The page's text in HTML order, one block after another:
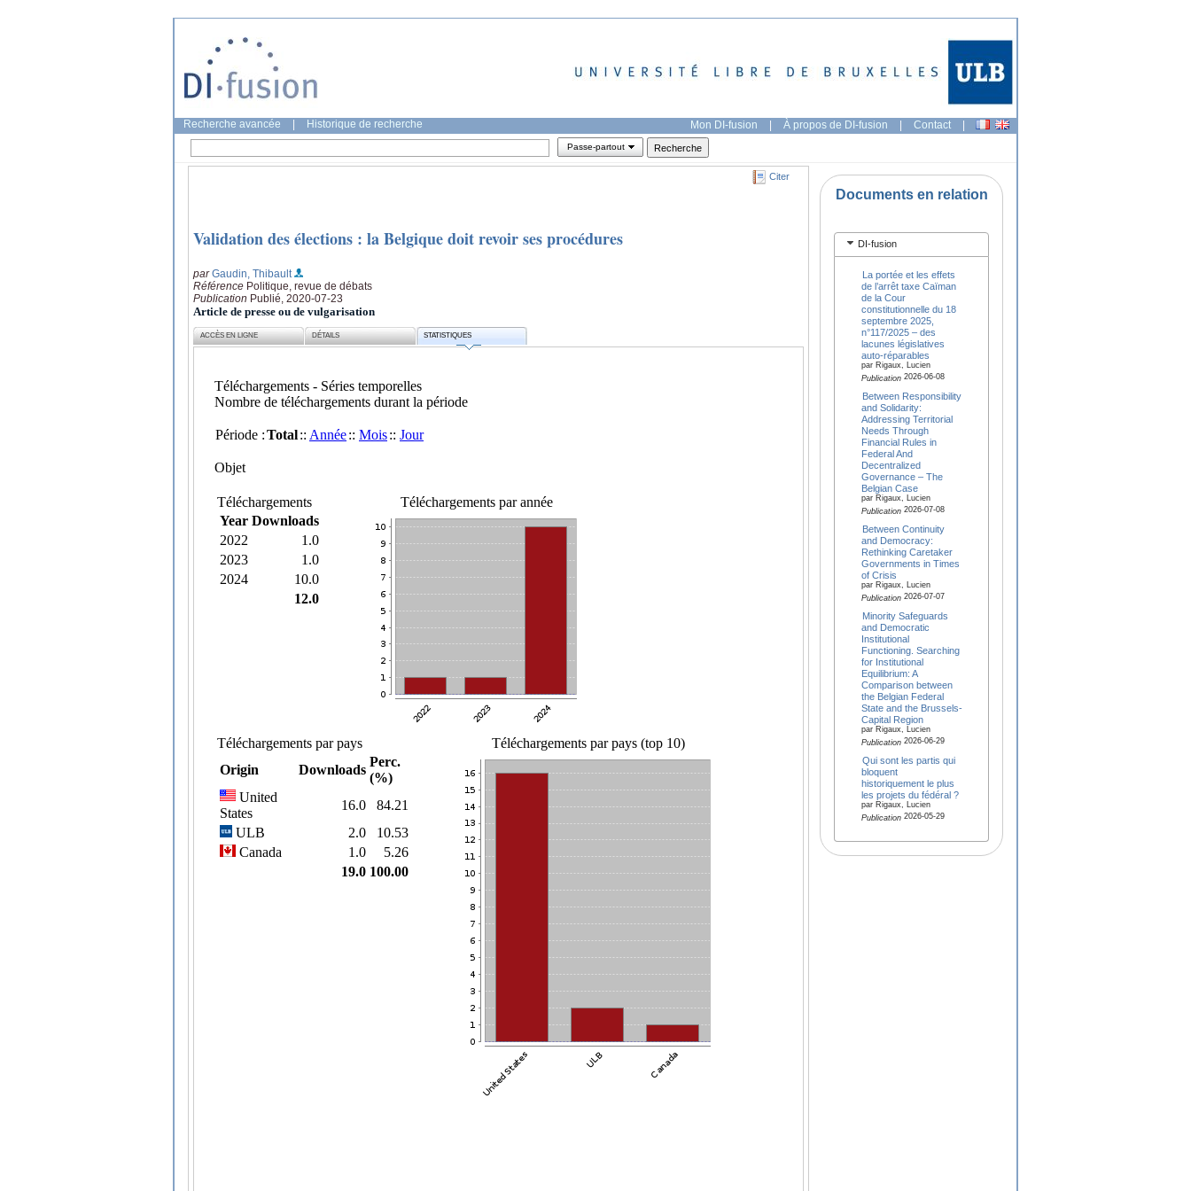
Recherche avancée Historique de recherche Mon DI-fusion | À propos de DI-fusion | Contact |
Passe-partout
Citer
Validation des élections : la Belgique doit revoir ses procédures
parGaudin, Thibault
Référence Politique, revue de débats
Publication Publié, 2020-07-23
Article de presse ou de vulgarisation
ACCÈS EN LIGNE DÉTAILS STATISTIQUES
Documents en relation
DI-fusion
La portée et les effets
de l’arrêt taxe Caïman
de la Cour
constitutionnelle du 18
septembre 2025,
n°117/2025 – des
lacunes législatives
auto-réparables
par Rigaux, Lucien
Publication2026-06-08
Between Responsibility
and Solidarity:
Addressing Territorial
Needs Through
Financial Rules in
Federal And
Decentralized
Governance – The
Belgian Case
par Rigaux, Lucien
Publication2026-07-08
Between Continuity
and Democracy:
Rethinking Caretaker
Governments in Times
of Crisis
par Rigaux, Lucien
Publication2026-07-07
Minority Safeguards
and Democratic
Institutional
Functioning. Searching
for Institutional
Equilibrium: A
Comparison between
the Belgian Federal
State and the Brussels-
Capital Region
par Rigaux, Lucien
Publication2026-06-29
Qui sont les partis qui
bloquent
historiquement le plus
les projets du fédéral ?
par Rigaux, Lucien
Publication2026-05-29